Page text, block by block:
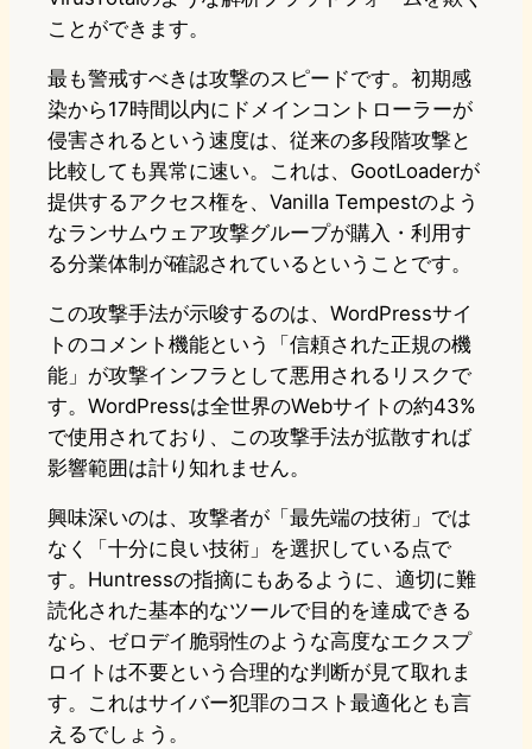
ことができます。
最も警戒すべきは攻撃のスピードです。初期感
染から17時間以内にドメインコントローラーが
侵害されるという速度は、従来の多段階攻撃と
比較しても異常に速い。これは、GootLoaderが
提供するアクセス権を、Vanilla Tempestのよう
なランサムウェア攻撃グループが購入・利用す
る分業体制が確認されているということです。
この攻撃手法が示唆するのは、WordPressサイ
トのコメント機能という「信頼された正規の機
能」が攻撃インフラとして悪用されるリスクで
す。WordPressは全世界のWebサイトの約43%
で使用されており、この攻撃手法が拡散すれば
影響範囲は計り知れません。
興味深いのは、攻撃者が「最先端の技術」では
なく「十分に良い技術」を選択している点で
す。Huntressの指摘にもあるように、適切に難
読化された基本的なツールで目的を達成できる
なら、ゼロデイ脆弱性のような高度なエクスプ
ロイトは不要という合理的な判断が見て取れま
す。これはサイバー犯罪のコスト最適化とも言
えるでしょう。